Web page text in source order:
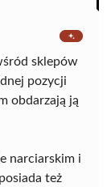
sklepów
pozycji
obdarzają ją
narciarskim i
też